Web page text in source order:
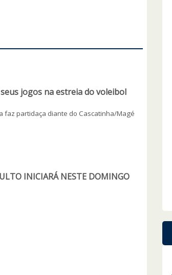
jogos na estreia do voleibol
faz partidaça diante do Cascatinha/Magé
INICIARÁ NESTE DOMINGO